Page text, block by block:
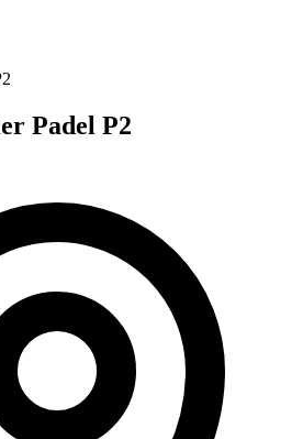
Padel P2